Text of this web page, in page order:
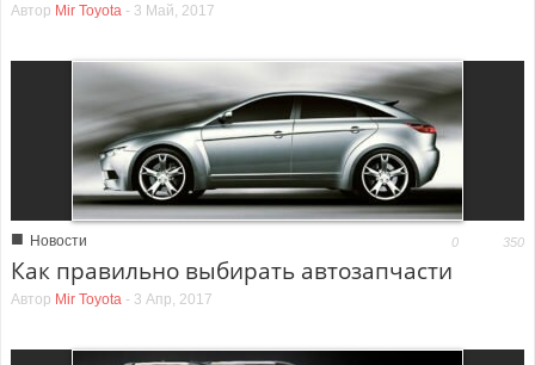
Автор Mir Toyota - 3 Май, 2017
■ Новости 0 350
Как правильно выбирать автозапчасти
Автор Mir Toyota - 3 Апр, 2017